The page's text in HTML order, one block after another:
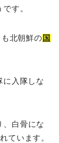
す。
北朝鮮の 国
に入隊しな
、白骨にな
ています。